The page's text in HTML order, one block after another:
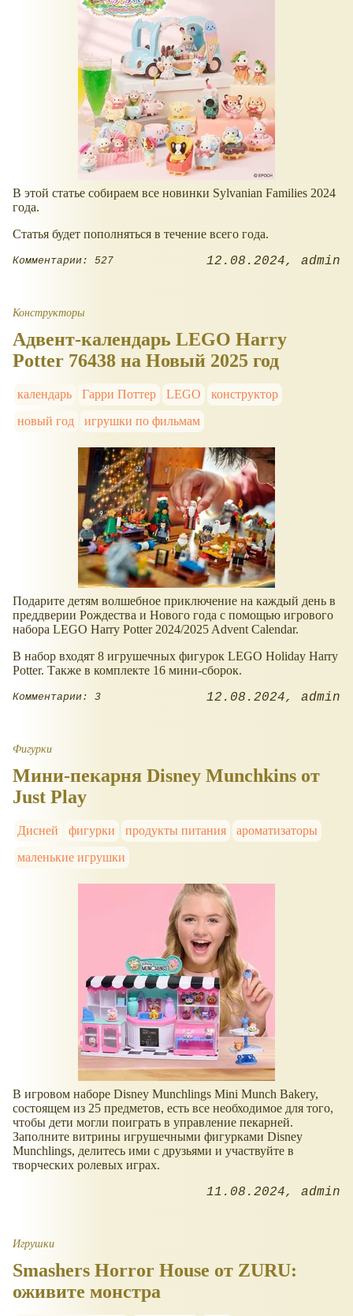
В этой статье собираем все новинки Sylvanian Families 2024
года.
Статья будет пополняться в течение всего года.
Комментарии: 527 12.08.2024 admin
Конструкторы
Адвент-календарь LEGO Harry
Potter 76438 на Новый 2025 год
календарь Гарри Поттер LEGO
конструктор
новый год
игрушки по фильмам
Подарите детям волшебное приключение на каждый день в
преддверии Рождества и Нового года с помощью игрового
набора LEGO Harry Potter 2024/2025 Advent Calendar.
В набор входят 8 игрушечных фигурок LEGO Holiday Harry
Potter. Также в комплекте 16 мини-сборок.
Комментарии: 3 12.08.2024 admin
Фигурки
Мини-пекарня Disney Munchkins от
Just Play
Дисней фигурки продукты питания
ароматизаторы
маленькие игрушки
В игровом наборе Disney Munchlings Mini Munch Bakery,
состоящем из 25 предметов, есть все необходимое для того,
чтобы дети могли поиграть в управление пекарней.
Заполните витрины игрушечными фигурками Disney
Munchlings, делитесь ими с друзьями и участвуйте в
творческих ролевых играх.
11.08.2024 admin
Игрушки
Smashers Horror House от ZURU:
оживите монстра